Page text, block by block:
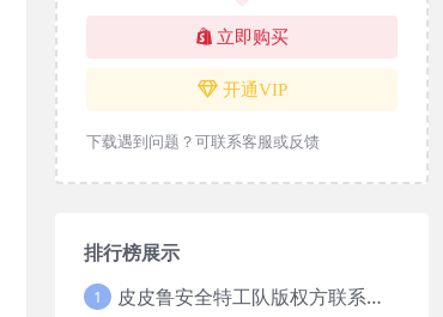
立即购买
开通VIP
下载遇到问题？可联系客服或反馈
排行榜展示
1 皮皮鲁安全特工队版权方联系方式，IP版权授权